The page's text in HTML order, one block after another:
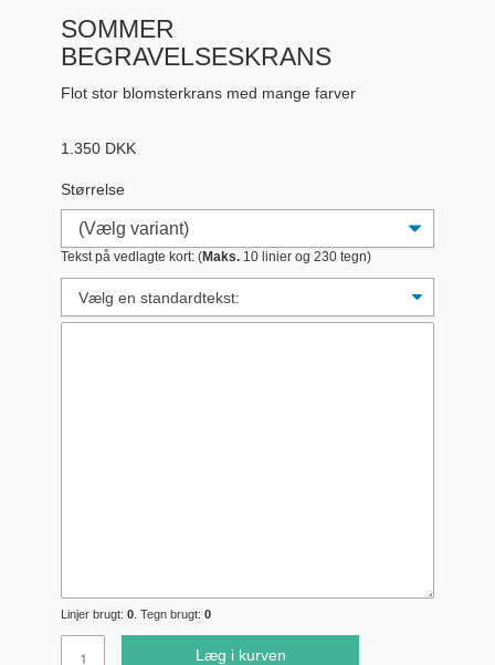
SOMMER
BEGRAVELSESKRANS
Flot stor blomsterkrans med mange farver
1.350 DKK
Størrelse
Tekst på vedlagte kort: (Maks. 10 linier og 230 tegn)
Linjer brugt: 0 . Tegn brugt: 0
Læg i kurven